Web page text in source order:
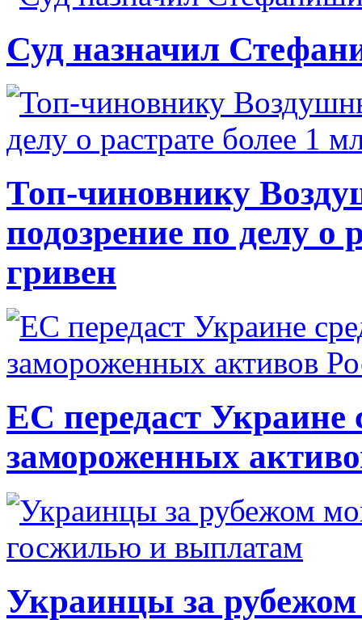
Суд назначил
Топ-чиновнику
подозрение по делу о
гривен
ЕС передаст Украине
замороженных
Украинцы за рубежом